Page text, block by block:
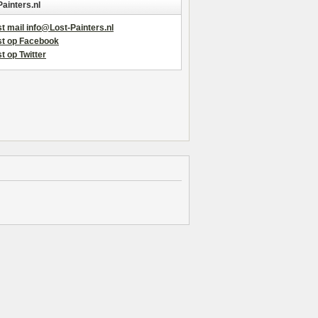
mail info@Lost-Painters.nl
op Facebook
op Twitter